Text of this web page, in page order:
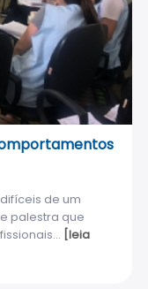
de um
palestra que
[leia